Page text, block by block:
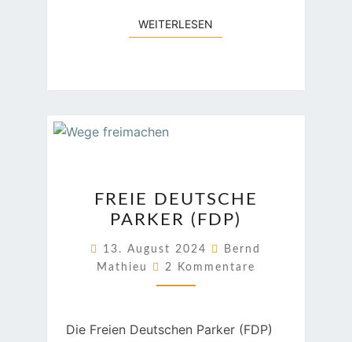
WEITERLESEN
DEUTSCHE
PARKER
(FDP)
FREIE DEUTSCHE
PARKER (FDP)
13. August 2024
Bernd
Mathieu
Kommentare
2 Kommentare
Die Freien Deutschen Parker (FDP)